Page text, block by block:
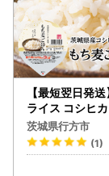
【最短翌日発
ライス コシヒ
160g×18食｜パ
ス スピード 茨
(HE-5)
茨城県行方市
(1)